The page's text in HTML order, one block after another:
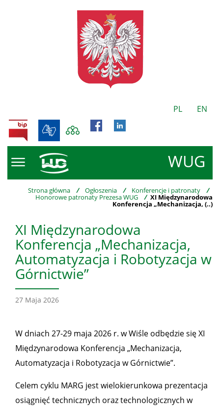
PL EN
WUG
BIP
Strona główna / Ogłoszenia / Konferencje i patronaty /
Honorowe patronaty Prezesa WUG / XI Międzynarodowa
Konferencja „Mechanizacja, (..)
XI Międzynarodowa
Konferencja „Mechanizacja,
Automatyzacja i Robotyzacja w
Górnictwie”
27 Maja 2026
W dniach 27-29 maja 2026 r. w Wiśle odbędzie się XI
Międzynarodowa Konferencja „Mechanizacja,
Automatyzacja i Robotyzacja w Górnictwie”.
Celem cyklu MARG jest wielokierunkowa prezentacja
osiągnięć technicznych oraz technologicznych w